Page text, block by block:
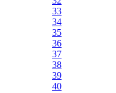
33
34
35
36
37
38
39
40